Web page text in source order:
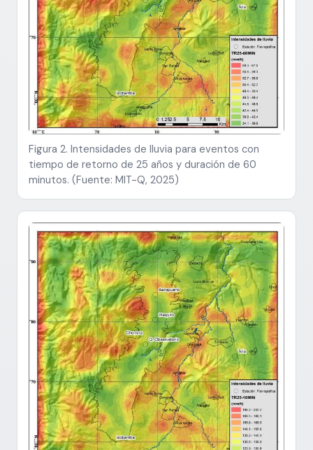
Figura 2. Intensidades de lluvia para eventos con
tiempo de retorno de 25 años y duración de 60
minutos. (Fuente: MIT-Q, 2025)